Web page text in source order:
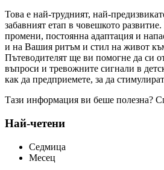
Това е най-трудният, най-
забавният етап в човешкото
промени, постоянна адаптация и
и на Вашия ритъм и стил на живот
Пътеводителят ще ви помогне да си
въпроси и тревожните сигнали в
как да предприемете, за да
Тази информация ви беше полезна?
Най-четени
Седмица
Месец